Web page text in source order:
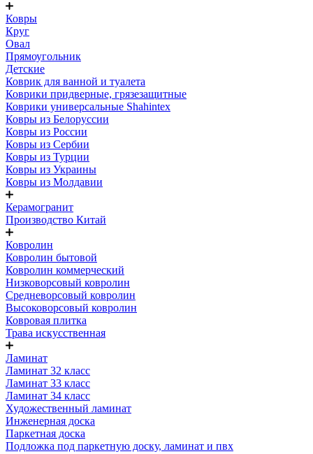
Ковры
Круг
Овал
Прямоугольник
Детские
Коврик для ванной и туалета
Коврики придверные, грязезащитные
Коврики универсальные Shahintex
Ковры из Белоруссии
Ковры из России
Ковры из Сербии
Ковры из Турции
Ковры из Украины
Ковры из Молдавии
Керамогранит
Производство Китай
Ковролин
Ковролин бытовой
Ковролин коммерческий
Низковорсовый ковролин
Средневорсовый ковролин
Высоковорсовый ковролин
Ковровая плитка
Трава искусственная
Ламинат
Ламинат 32 класс
Ламинат 33 класс
Ламинат 34 класс
Художественный ламинат
Инженерная доска
Паркетная доска
Подложка под паркетную доску, ламинат и пвх